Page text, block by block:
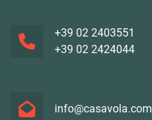
+39 02 2403551
+39 02 2424044
info@casavola.com